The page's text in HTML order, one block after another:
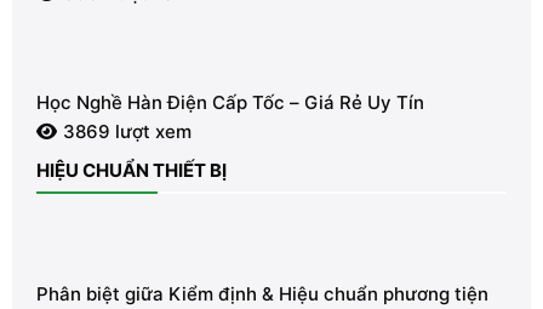
Học Nghề Hàn Điện Cấp Tốc – Giá Rẻ Uy Tín
3869 lượt xem
HIỆU CHUẨN THIẾT BỊ
Phân biệt giữa Kiểm định & Hiệu chuẩn phương tiện